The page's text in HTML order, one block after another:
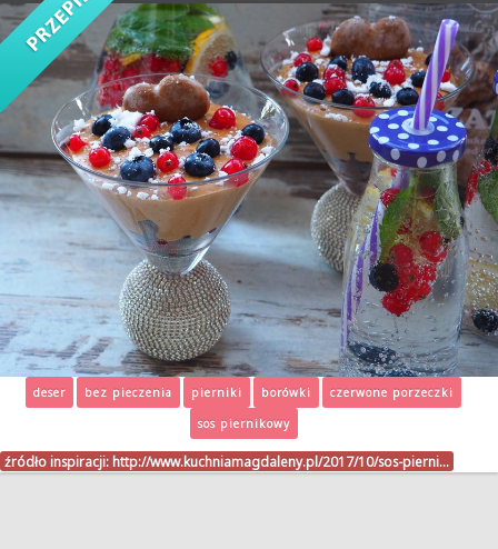
deser bez pieczenia pierniki borówki
czerwone porzeczki
sos piernikowy
źródło inspiracji: http://www.kuchniamagdaleny.pl/2017/10/sos-pierni…